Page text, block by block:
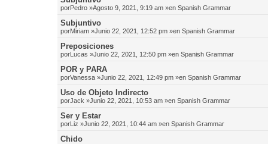
porPedro »Agosto 9, 2021, 9:19 am »en Spanish Grammar
Subjuntivo
porMiriam »Junio 22, 2021, 12:52 pm »en Spanish Grammar
Preposiciones
porLucas »Junio 22, 2021, 12:50 pm »en Spanish Grammar
POR y PARA
porVanessa »Junio 22, 2021, 12:49 pm »en Spanish Grammar
Uso de Objeto Indirecto
porJack »Junio 22, 2021, 10:53 am »en Spanish Grammar
Ser y Estar
porLiz »Junio 22, 2021, 10:44 am »en Spanish Grammar
Chido